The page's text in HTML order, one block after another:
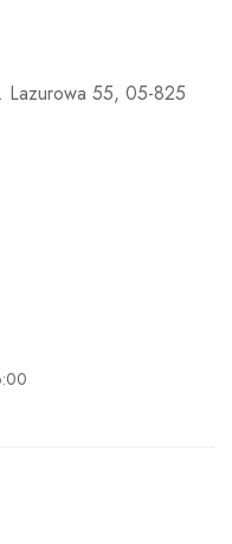
Lazurowa 55, 05-825